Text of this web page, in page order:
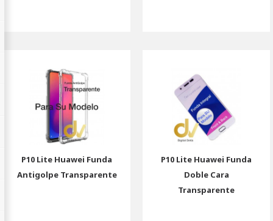
P10 Lite Huawei Funda
Antigolpe Transparente
P10 Lite Huawei Funda
Doble Cara
Transparente